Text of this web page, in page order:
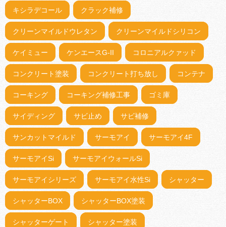
キシラデコール クラック補修
クリーンマイルドウレタン クリーンマイルドシリコン
ケイミュー ケンエースG-II コロニアルクァッド
コンクリート塗装 コンクリート打ち放し コンテナ
コーキング コーキング補修工事 ゴミ庫
サイディング サビ止め サビ補修
サンカットマイルド サーモアイ サーモアイ4F
サーモアイSi サーモアイウォールSi
サーモアイシリーズ サーモアイ水性Si シャッター
シャッターBOX シャッターBOX塗装
シャッターゲート シャッター塗装